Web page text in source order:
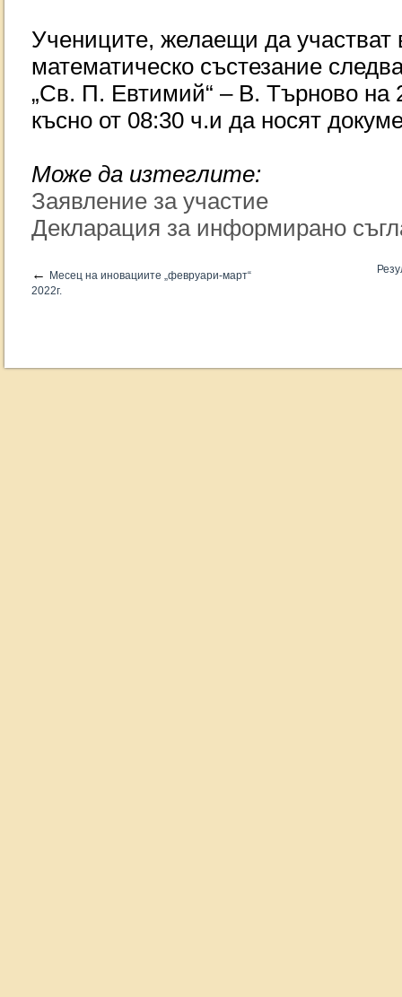
Учениците, желаещи да участват
математическо състезание
„Св. П. Евтимий“ – В. Търново на
късно от 08:30 ч.и да носят
Може да изтеглите:
Заявление за участие
Декларация за информирано
←
Месец на иновациите „февруари-март“
2022г.